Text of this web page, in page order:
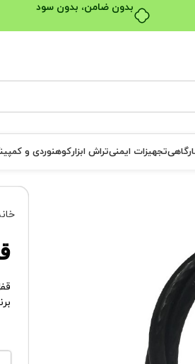
بدون ضامن، بدون سود
تجهیزات ایمنیتراش ابزارکوهنوردی و